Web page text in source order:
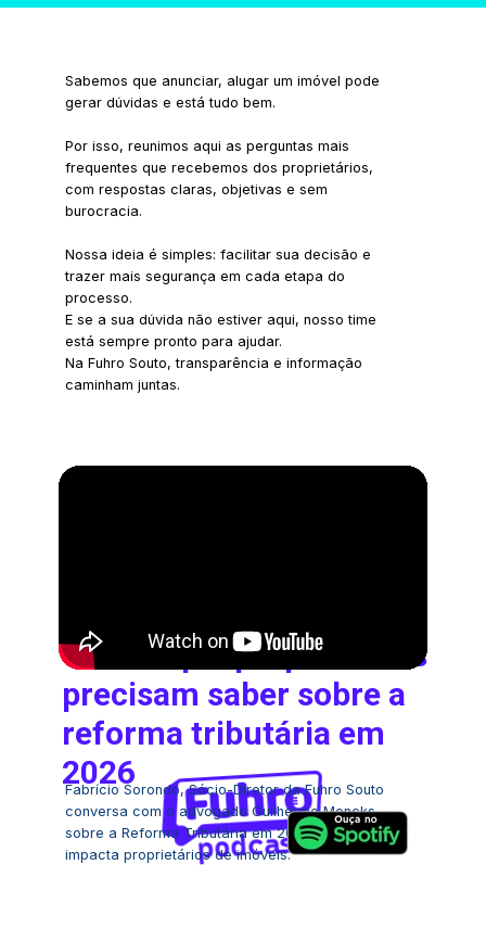
Sabemos que anunciar, alugar um imóvel pode
gerar dúvidas e está tudo bem.
Por isso, reunimos aqui as perguntas mais
frequentes que recebemos dos proprietários,
com respostas claras, objetivas e sem
burocracia.
Nossa ideia é simples: facilitar sua decisão e
trazer mais segurança em cada etapa do
processo.
E se a sua dúvida não estiver aqui, nosso time
está sempre pronto para ajudar.
Na Fuhro Souto, transparência e informação
caminham juntas.
estratégicos (geralmente 30 meses, com isenção
Tudo o que proprietários
precisam saber sobre a
reforma tributária em
2026
Fabrício Sorondo, Sócio-Diretor da Fuhro Souto
conversa com o advogado Guilherme Moncks
sobre a Reforma Tributária em 2026 e como ela
impacta proprietários de imóveis.